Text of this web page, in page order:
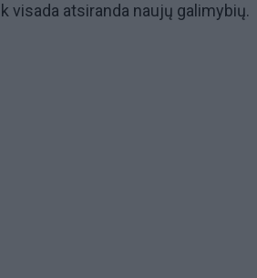
visada atsiranda naujų galimybių.